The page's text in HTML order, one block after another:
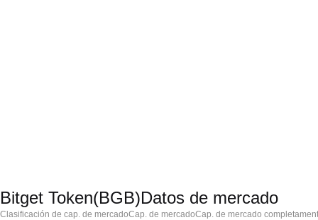
Bitget Token(BGB)Datos de mercado
Clasificación de cap. de mercadoCap. de mercadoCap. de mercado